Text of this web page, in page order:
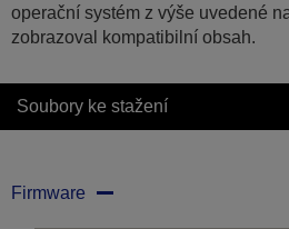
operační systém z výše uvedené
zobrazoval kompatibilní obsah.
Soubory ke stažení
Firmware